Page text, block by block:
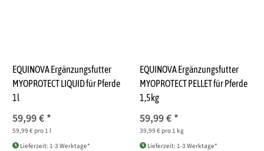
EQUINOVA Ergänzungsfutter
MYOPROTECT LIQUID für Pferde
1l
59,99 € *
59,99 € pro 1 l
Lieferzeit: 1-3 Werktage*
EQUINOVA Ergänzungsfutter
MYOPROTECT PELLET für Pferde
1,5kg
59,99 € *
39,99 € pro 1 kg
Lieferzeit: 1-3 Werktage*